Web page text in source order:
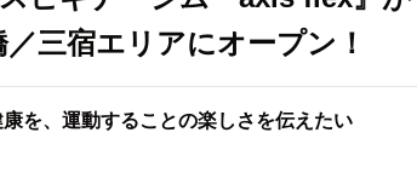
三宿エリアにオープン！
を、運動することの楽しさを伝えたい